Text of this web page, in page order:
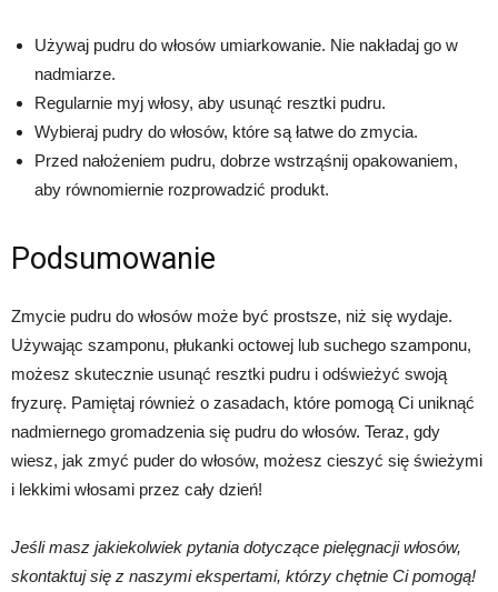
Używaj pudru do włosów umiarkowanie. Nie nakładaj go w
nadmiarze.
Regularnie myj włosy, aby usunąć resztki pudru.
Wybieraj pudry do włosów, które są łatwe do zmycia.
Przed nałożeniem pudru, dobrze wstrząśnij opakowaniem,
aby równomiernie rozprowadzić produkt.
Podsumowanie
Zmycie pudru do włosów może być prostsze, niż się wydaje.
Używając szamponu, płukanki octowej lub suchego szamponu,
możesz skutecznie usunąć resztki pudru i odświeżyć swoją
fryzurę. Pamiętaj również o zasadach, które pomogą Ci uniknąć
nadmiernego gromadzenia się pudru do włosów. Teraz, gdy
wiesz, jak zmyć puder do włosów, możesz cieszyć się świeżymi
i lekkimi włosami przez cały dzień!
Jeśli masz jakiekolwiek pytania dotyczące pielęgnacji włosów,
skontaktuj się z naszymi ekspertami, którzy chętnie Ci pomogą!